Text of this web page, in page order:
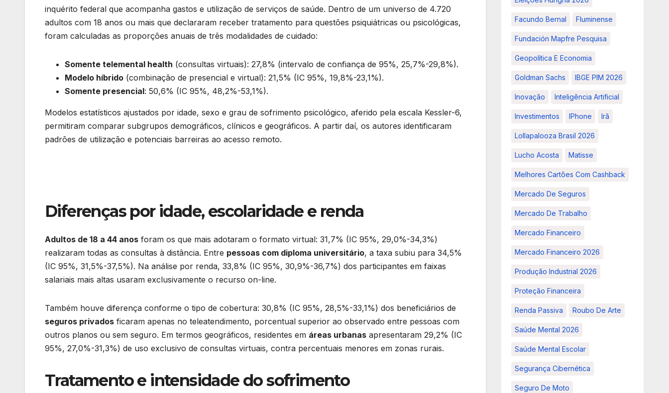
inquérito federal que acompanha gastos e utilização de serviços de saúde. Dentro de um universo de 4.720
adultos com 18 anos ou mais que declararam receber tratamento para questões psiquiátricas ou psicológicas,
foram calculadas as proporções anuais de três modalidades de cuidado:
Somente telemental health (consultas virtuais): 27,8% (intervalo de confiança de 95%, 25,7%-29,8%).
Modelo híbrido (combinação de presencial e virtual): 21,5% (IC 95%, 19,8%-23,1%).
Somente presencial: 50,6% (IC 95%, 48,2%-53,1%).
Modelos estatísticos ajustados por idade, sexo e grau de sofrimento psicológico, aferido pela escala Kessler-6,
permitiram comparar subgrupos demográficos, clínicos e geográficos. A partir daí, os autores identificaram
padrões de utilização e potenciais barreiras ao acesso remoto.
Diferenças por idade, escolaridade e renda
Adultos de 18 a 44 anos foram os que mais adotaram o formato virtual: 31,7% (IC 95%, 29,0%-34,3%)
realizaram todas as consultas à distância. Entre pessoas com diploma universitário, a taxa subiu para 34,5%
(IC 95%, 31,5%-37,5%). Na análise por renda, 33,8% (IC 95%, 30,9%-36,7%) dos participantes em faixas
salariais mais altas usaram exclusivamente o recurso on-line.
Também houve diferença conforme o tipo de cobertura: 30,8% (IC 95%, 28,5%-33,1%) dos beneficiários de
seguros privados ficaram apenas no teleatendimento, porcentual superior ao observado entre pessoas com
outros planos ou sem seguro. Em termos geográficos, residentes em áreas urbanas apresentaram 29,2% (IC
95%, 27,0%-31,3%) de uso exclusivo de consultas virtuais, contra percentuais menores em zonas rurais.
Tratamento e intensidade do sofrimento
Facundo Bernal Fluminense
Fundación Mapfre Pesquisa
Geopolítica E Economia
Goldman Sachs IBGE PIM 2026
Inovação Inteligência Artificial
Investimentos IPhone Irã
Lollapalooza Brasil 2026
Lucho Acosta Matisse
Melhores Cartões Com Cashback
Mercado De Seguros
Mercado De Trabalho
Mercado Financeiro
Mercado Financeiro 2026
Produção Industrial 2026
Proteção Financeira
Renda Passiva Roubo De Arte
Saúde Mental 2026
Saúde Mental Escolar
Segurança Cibernética
Seguro De Moto